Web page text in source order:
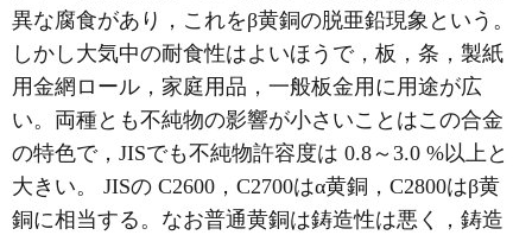
異な腐食があり，これをβ黄銅の脱亜鉛現象という。
しかし大気中の耐食性はよいほうで，板，条，製紙
用金網ロール，家庭用品，一般板金用に用途が広
い。両種とも不純物の影響が小さいことはこの合金
の特色で，JISでも不純物許容度は 0.8～3.0 %以上と
大きい。 JISの C2600，C2700はα黄銅，C2800はβ黄
銅に相当する。なお普通黄銅は鋳造性は悪く，鋳造